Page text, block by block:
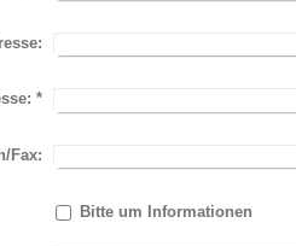
*
Fax:
Bitte um Informationen